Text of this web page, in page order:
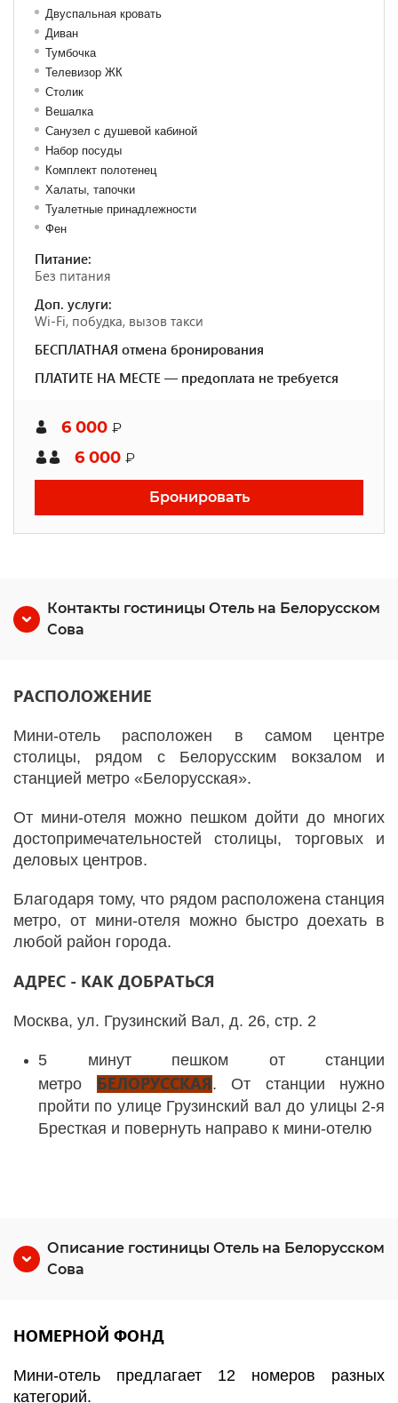
Двуспальная кровать
Диван
Тумбочка
Телевизор ЖК
Столик
Вешалка
Санузел с душевой кабиной
Набор посуды
Комплект полотенец
Халаты, тапочки
Туалетные принадлежности
Фен
Питание:
Без питания
Доп. услуги:
Wi-Fi, побудка, вызов такси
БЕСПЛАТНАЯ отмена бронирования
ПЛАТИТЕ НА МЕСТЕ — предоплата не требуется
6 000 ₽
6 000 ₽
Бронировать
Контакты гостиницы Отель на Белорусском
Сова
РАСПОЛОЖЕНИЕ
Мини-отель расположен в самом центре
столицы, рядом с Белорусским вокзалом и
станцией метро «Белорусская».
От мини-отеля можно пешком дойти до многих
достопримечательностей столицы, торговых и
деловых центров.
Благодаря тому, что рядом расположена станция
метро, от мини-отеля можно быстро доехать в
любой район города.
АДРЕС - КАК ДОБРАТЬСЯ
Москва, ул. Грузинский Вал, д. 26, стр. 2
5 минут пешком от станции
метро БЕЛОРУССКАЯ. От станции нужно
пройти по улице Грузинский вал до улицы 2-я
Бресткая и повернуть направо к мини-отелю
Описание гостиницы Отель на Белорусском
Сова
НОМЕРНОЙ ФОНД
Мини-отель предлагает 12 номеров разных
категорий.